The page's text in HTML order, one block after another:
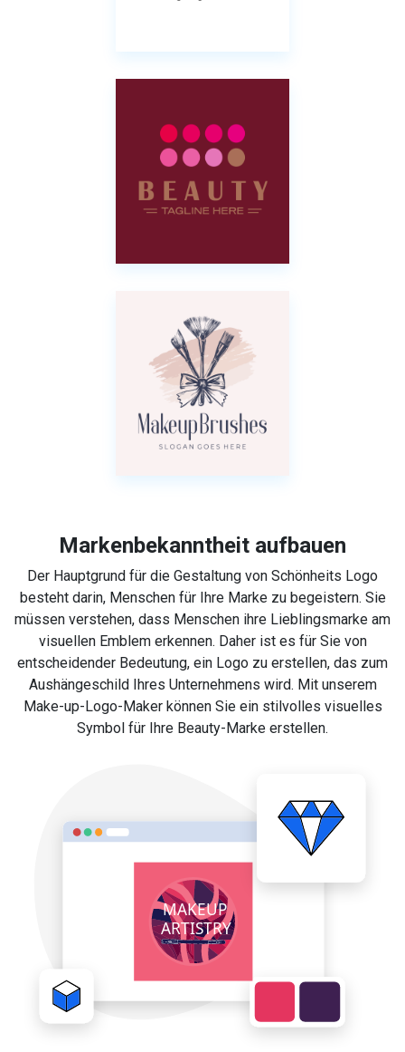
Markenbekanntheit aufbauen
Der Hauptgrund für die Gestaltung von Schönheits Logo
besteht darin, Menschen für Ihre Marke zu begeistern. Sie
müssen verstehen, dass Menschen ihre Lieblingsmarke am
visuellen Emblem erkennen. Daher ist es für Sie von
entscheidender Bedeutung, ein Logo zu erstellen, das zum
Aushängeschild Ihres Unternehmens wird. Mit unserem
Make-up-Logo-Maker können Sie ein stilvolles visuelles
Symbol für Ihre Beauty-Marke erstellen.